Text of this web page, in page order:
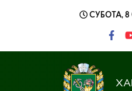
СУБОТА, 8